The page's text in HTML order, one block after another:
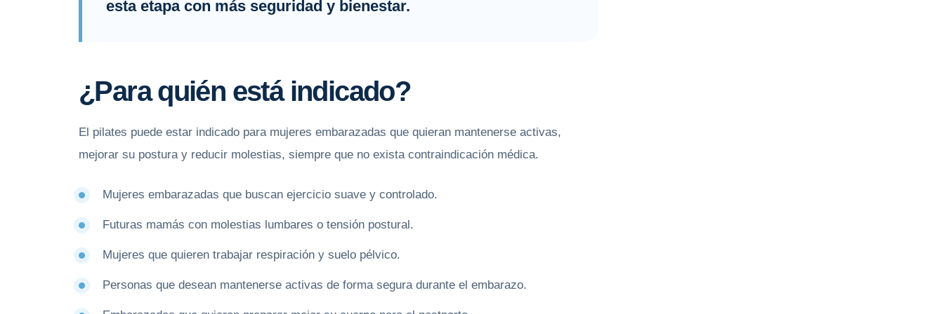
esta etapa con más seguridad y bienestar.
¿Para quién está indicado?
El pilates puede estar indicado para mujeres embarazadas que quieran mantenerse activas,
mejorar su postura y reducir molestias, siempre que no exista contraindicación médica.
Mujeres embarazadas que buscan ejercicio suave y controlado.
Futuras mamás con molestias lumbares o tensión postural.
Mujeres que quieren trabajar respiración y suelo pélvico.
Personas que desean mantenerse activas de forma segura durante el embarazo.